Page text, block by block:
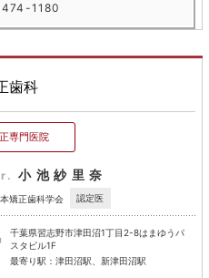
1180
歯科
専門医院
小池紗里奈
矯正歯科学会 認定医
千葉県習志野市津田沼1丁目2-8はまゆうパ
スタビル1F
最寄り駅：津田沼駅、新津田沼駅